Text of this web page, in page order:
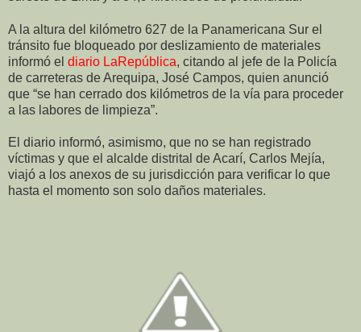
A la altura del kilómetro 627 de la Panamericana Sur el
tránsito fue bloqueado por deslizamiento de materiales
informó el diario LaRepública, citando al jefe de la Policía
de carreteras de Arequipa, José Campos, quien anunció
que “se han cerrado dos kilómetros de la vía para proceder
a las labores de limpieza”.
El diario informó, asimismo, que no se han registrado
víctimas y que el alcalde distrital de Acarí, Carlos Mejía,
viajó a los anexos de su jurisdicción para verificar lo que
hasta el momento son solo daños materiales.